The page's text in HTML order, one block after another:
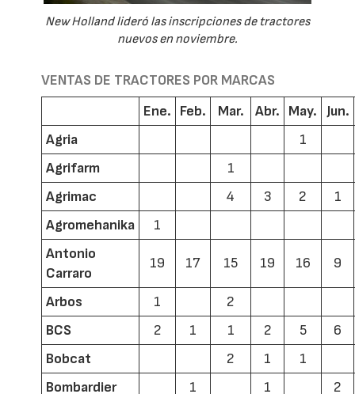
New Holland lideró las inscripciones de tractores
nuevos en noviembre.
VENTAS DE TRACTORES POR MARCAS
Ene.
Feb. Mar. Abr. May.
Jun.
Agria
1
Agrifarm
1
Agrimac
4 3 2
1
Agromehanika
1
Antonio
Carraro
19 17 15 19 16 9
Arbos 1
2
BCS
2 1 1 2 5
6
Bobcat
2 1
1
Bombardier
1 1
2